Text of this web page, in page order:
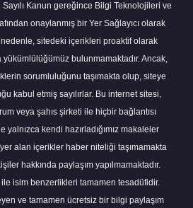
Kanun gereğince Bilgi Teknolojileri ve
onaylanmış bir Yer Sağlayıcı olarak
sitedeki içerikleri proaktif olarak
yükümlülüğümüz bulunmamaktadır. Ancak,
sorumluluğunu taşımakta olup, siteye
kabul etmiş sayılırlar. Bu internet sitesi,
veya şahıs şirketi ile hiçbir bağlantısı
yalnızca kendi hazırladığımız makaleler
alan içerikler haber niteliği taşımamakta
hakkında paylaşım yapılmamaktadır.
isim benzerlikleri tamamen tesadüfidir.
ve tamamen ücretsiz bir bilgi paylaşım